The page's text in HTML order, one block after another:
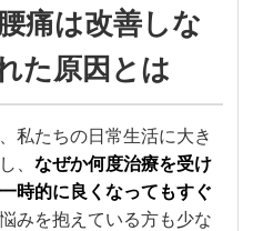
痛は改善しな
た原因とは
私たちの日常生活に大き
、なぜか何度治療を受け
時的に良くなってもすぐ
みを抱えている方も少な